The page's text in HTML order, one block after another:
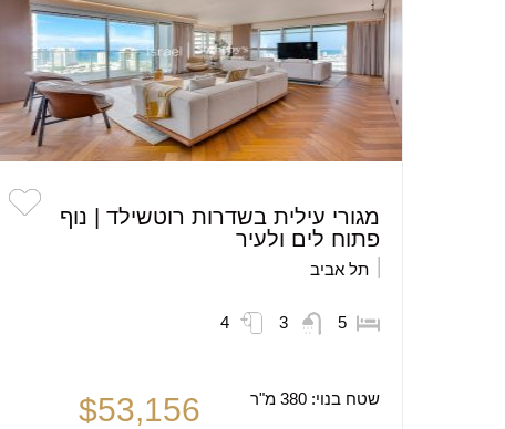
מגורי עילית בשדרות רוטשילד | נוף
פתוח לים ולעיר
תל אביב
5
3
4
שטח בנוי: 380 מ"ר $53,156